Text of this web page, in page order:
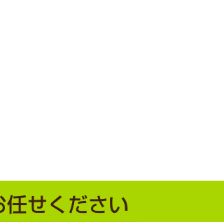
任せください